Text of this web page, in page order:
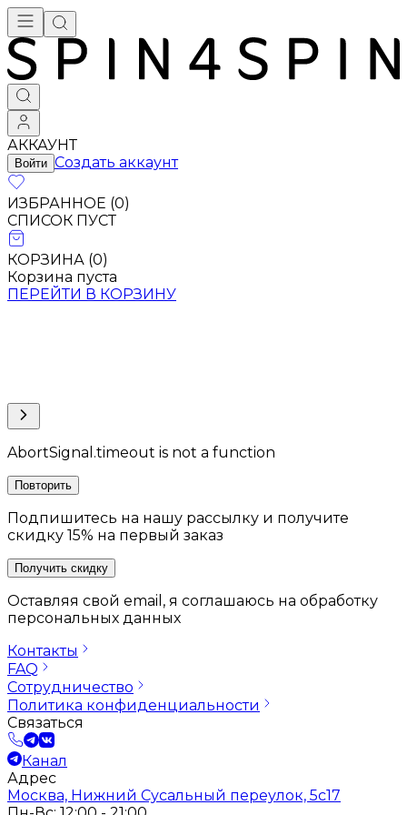
АККАУНТ
Войти Создать аккаунт
ИЗБРАННОЕ (0)
СПИСОК ПУСТ
КОРЗИНА (0)
Корзина пуста
ПЕРЕЙТИ В КОРЗИНУ
AbortSignal.timeout is not a function
Повторить
Подпишитесь на нашу рассылку и получите
скидку 15% на первый заказ
Получить скидку
Оставляя свой email, я соглашаюсь на обработку
персональных данных
Контакты
FAQ
Сотрудничество
Политика конфиденциальности
Связаться
Канал
Адрес
Москва, Нижний Сусальный переулок, 5с17